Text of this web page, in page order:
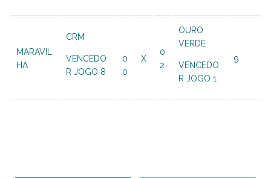
MARAVIL
HA
CRM
VENCEDO
R JOGO 8
0
0
X
0
2
OURO
VERDE
VENCEDO
R JOGO 1
9